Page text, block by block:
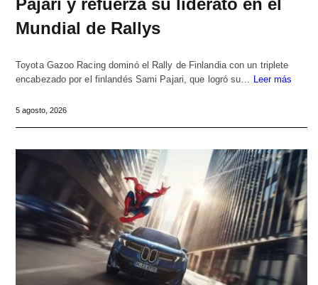
Mundial de Rallys
Toyota Gazoo Racing dominó el Rally de Finlandia con un triplete
encabezado por el finlandés Sami Pajari, que logró su… Leer más
5 agosto, 2026